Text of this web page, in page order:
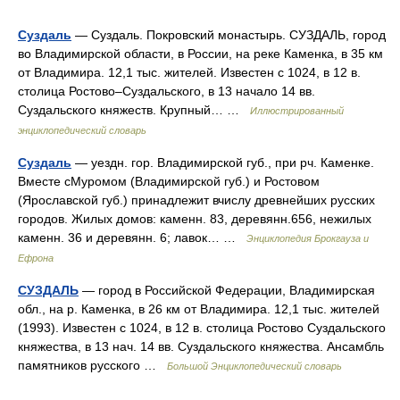
Суздаль — Суздаль. Покровский монастырь. СУЗДАЛЬ, город
во Владимирской области, в России, на реке Каменка, в 35 км
от Владимира. 12,1 тыс. жителей. Известен с 1024, в 12 в.
столица Ростово–Суздальского, в 13 начало 14 вв.
Суздальского княжеств. Крупный… …
Иллюстрированный
энциклопедический словарь
Суздаль — уездн. гор. Владимирской губ., при рч. Каменке.
Вместе сМуромом (Владимирской губ.) и Ростовом
(Ярославской губ.) принадлежит вчислу древнейших русских
городов. Жилых домов: каменн. 83, деревянн.656, нежилых
каменн. 36 и деревянн. 6; лавок… …
Энциклопедия Брокгауза и
Ефрона
СУЗДАЛЬ — город в Российской Федерации, Владимирская
обл., на р. Каменка, в 26 км от Владимира. 12,1 тыс. жителей
(1993). Известен с 1024, в 12 в. столица Ростово Суздальского
княжества, в 13 нач. 14 вв. Суздальского княжества. Ансамбль
памятников русского …
Большой Энциклопедический словарь